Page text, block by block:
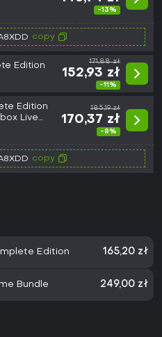
-13%
copy
Edition 171,88 zł
152,93 zł
-11%
Edition
Live
185,19 zł
170,37 zł
-8%
copy
Edition 165,20 zł
Bundle 249,00 zł